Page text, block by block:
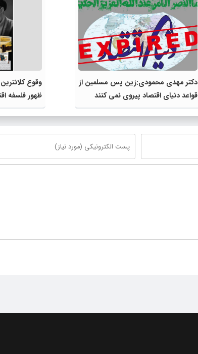
دکتر مهدی محمودی:زین پس مسلمین از
قواعد دنیاى اقتصاد پیروى نمی کنند
وقوع
ظهور فلسفه
خامنه‌ای